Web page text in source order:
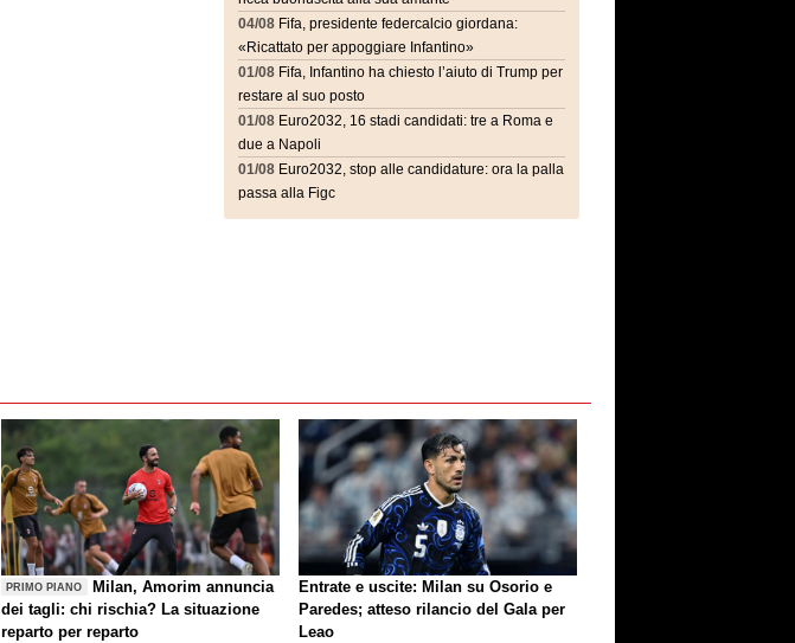
04/08 Fifa, presidente federcalcio giordana:
«Ricattato per appoggiare Infantino»
01/08 Fifa, Infantino ha chiesto l’aiuto di Trump per
restare al suo posto
01/08 Euro2032, 16 stadi candidati: tre a Roma e
due a Napoli
01/08 Euro2032, stop alle candidature: ora la palla
passa alla Figc
PRIMO PIANO
Milan, Amorim annuncia
dei tagli: chi rischia? La situazione
reparto per reparto
Entrate e uscite: Milan su Osorio e
Paredes; atteso rilancio del Gala per
Leao